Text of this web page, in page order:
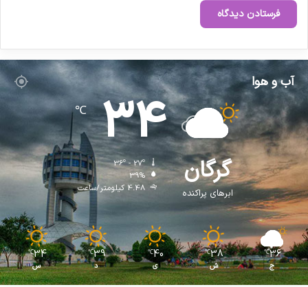
ی
ن
ی
ا
ت‌
ذ
ا
ر
ی
ک
ن
د
؟
آب و هوا
گرگان
ابرهای پراکنده
34
℃
36º - 27º
39%
4.48 کیلومتر/ساعت
36
℃
ج
38
℃
ش
40
℃
ی
39
℃
د
34
℃
س